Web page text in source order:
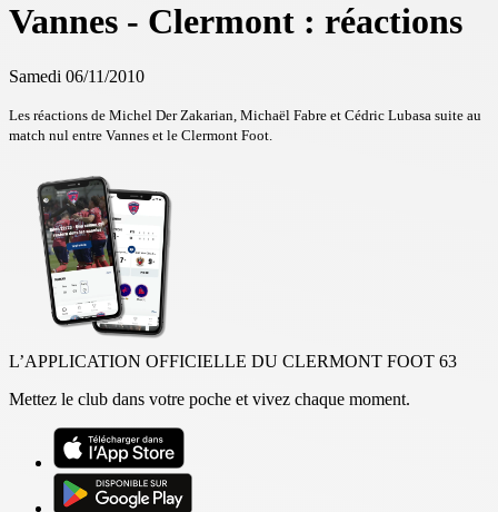
Vannes - Clermont : réactions
Samedi 06/11/2010
Les réactions de Michel Der Zakarian, Michaël Fabre et Cédric Lubasa suite au
match nul entre Vannes et le Clermont Foot.
L’APPLICATION OFFICIELLE DU CLERMONT FOOT 63
Mettez le club dans votre poche et vivez chaque moment.